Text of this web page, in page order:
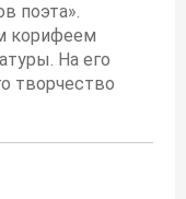
поэта».
корифеем
На его
творчество